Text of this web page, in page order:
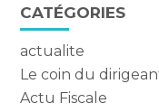
CATÉGORIES
actualite
Le coin du
Actu Fiscale